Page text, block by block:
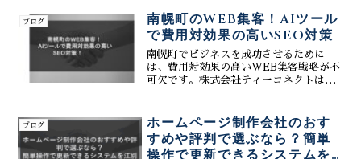
月額3万円～という革新的なプランで、集
客に特化した本格的なWebサイトを提供
します。サーバー管理からSEO・MEO対
策、更新が簡単なCMS機能までをオール
インワンで提供。リスクを最小限に抑
え、プロの技術と最新のAI活用でビジネ
ブログ
南幌町のWEB集客！AIツール
で費用対効果の高いSEO対策
南幌町でビジネスを成功させるために
は、費用対効果の高いWEB集客戦略が不
可欠です。株式会社ティーコネクトは、
いSEO対策をご提案いたします。限られ
た予算を最大限に活...
ブログ
ホームページ制作会社のおす
すめや評判で選ぶなら？簡単
操作で更新できるシステムを